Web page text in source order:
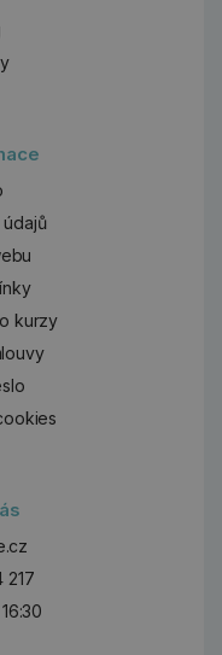
údajů
kurzy
217